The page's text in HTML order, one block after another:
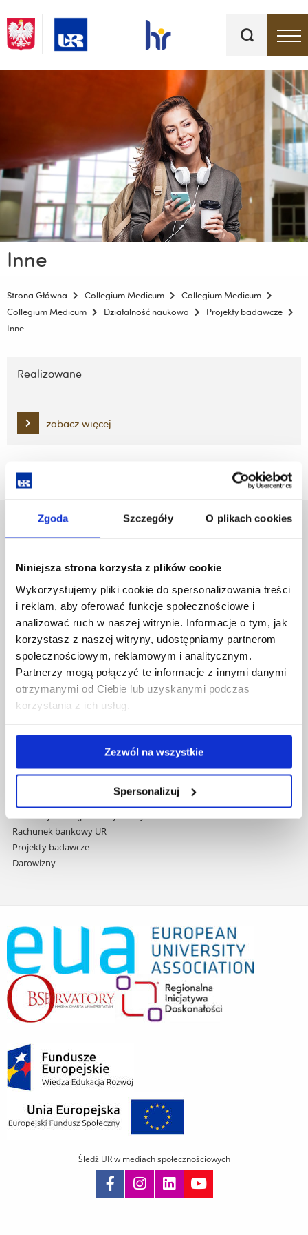
Zgoda Szczegóły O plikach cookies
Niniejsza strona korzysta z plików cookie
Wykorzystujemy pliki cookie do spersonalizowania treści
i reklam, aby oferować funkcje społecznościowe i
analizować ruch w naszej witrynie. Informacje o tym, jak
korzystasz z naszej witryny, udostępniamy partnerom
społecznościowym, reklamowym i analitycznym.
Partnerzy mogą połączyć te informacje z innymi danymi
otrzymanymi od Ciebie lub uzyskanymi podczas
korzystania z ich usług.
Zezwól na wszystkie
Spersonalizuj
kluczowe
Inne
Strona Główna Collegium Medicum
Collegium Medicum
Collegium Medicum
Działalność naukowa
Projekty badawcze
Inne
nawigację
treści
Realizowane
zobacz więcej
Uniwersytet Rzeszowski
35-959 Rzeszów
Pomiń
nawigację
przejdź
do
treści
Polityka prywatności
Mapa serwisu
Biblioteka
Wydawnictwo
Covid info
Studia podyplomowe
Praca na UR
Zamówienia publiczne
Projekty współfinansowane przez UE
Projekty realizowane z KPO
Wynajem sal
Rachunek bankowy UR
Projekty badawcze
Darowizny
Śledź UR w mediach społecznościowych